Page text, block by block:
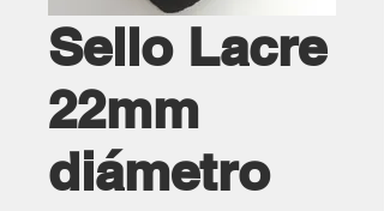
Sello Lacre
22mm
diámetro